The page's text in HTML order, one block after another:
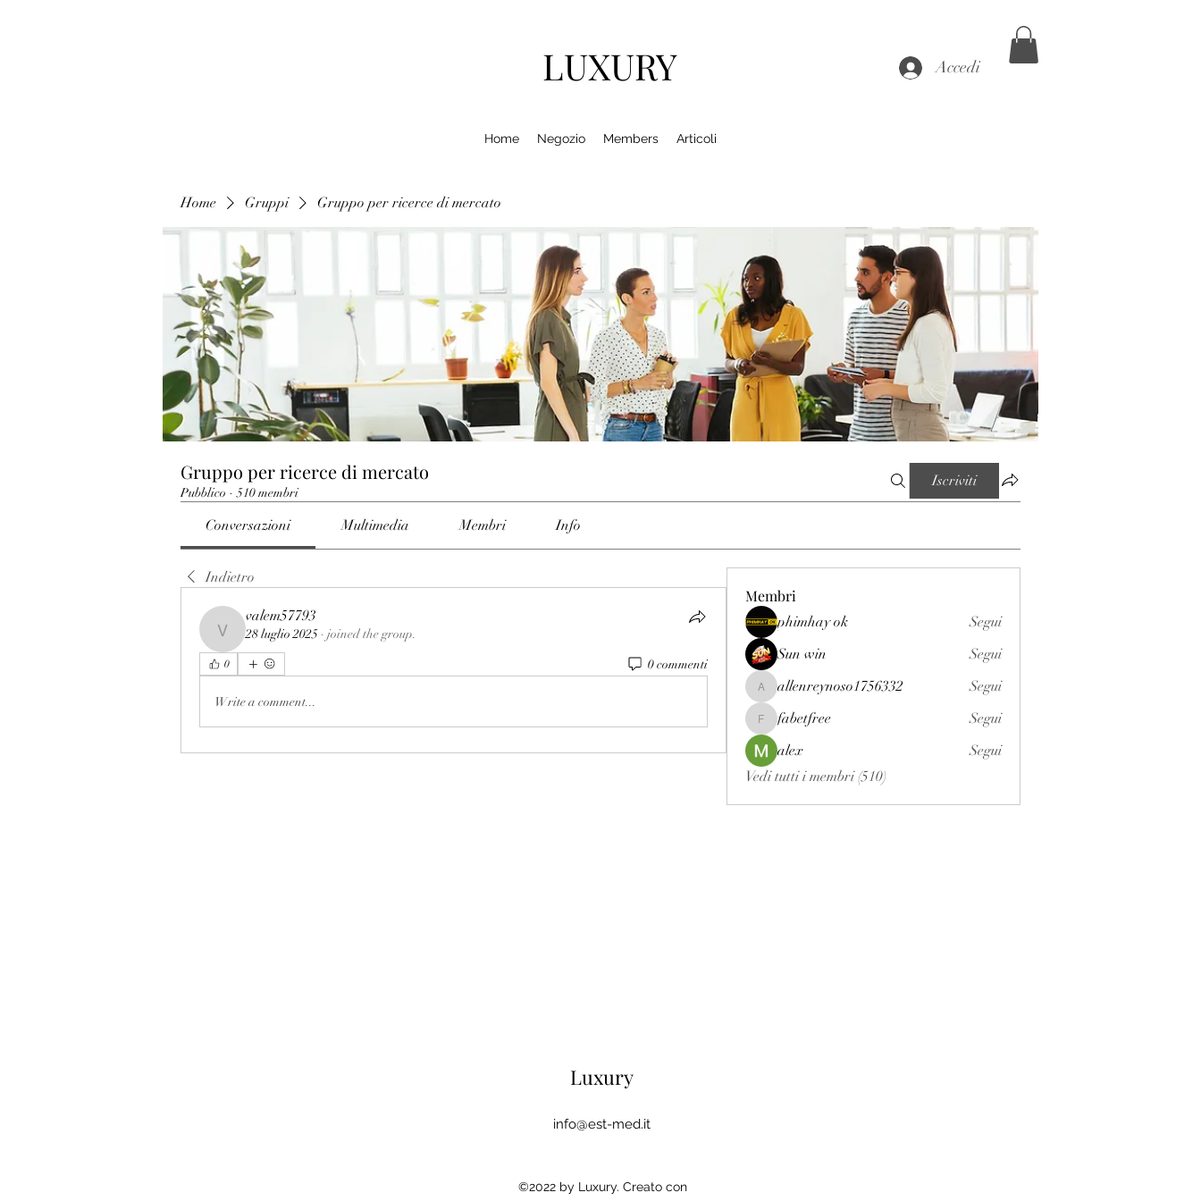
LUXURY Accedi
Home Negozio Members Articoli
Home Gruppi Gruppo per ricerce di mercato
Gruppo per ricerce di mercato
Pubblico · 510 membri
Iscriviti
Conversazioni Multimedia Membri Info
Indietro
valem57793
valem57793
28 luglio 2025 · joined the group.
0 0 commenti
Write a comment...
Membri
phimhay ok
Segui
Sun win
Segui
allenreynoso1756332
allenreynoso1756332 Segui
fabetfree
fabetfree
Segui
alex
Segui
Vedi tutti i membri (510)
Luxury
info@est-med.it
©2022 by Luxury. Creato con